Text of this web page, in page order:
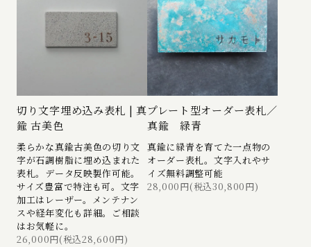
切り文字埋め込み表札 | 真
鍮 古美色
柔らかな真鍮古美色の切り文
字が石調樹脂に埋め込まれた
表札。データ反映製作可能。
サイズ豊富で特注も可。文字
加工はレーザー。メンテナン
スや経年変化も詳細。ご相談
はお気軽に。
26,000円(税込28,600円)
プレート型オーダー表札／
真鍮 緑青
真鍮に緑青を育てた一点物の
オーダー表札。文字入れやサ
イズ無料調整可能
28,000円(税込30,800円)